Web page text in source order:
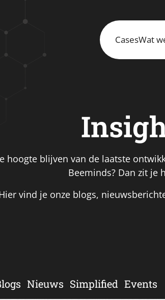
CasesWat
hoogte blijven van de laatste
Beeminds? Dan zit je
vind je onze blogs,
Nieuws Simplified Events